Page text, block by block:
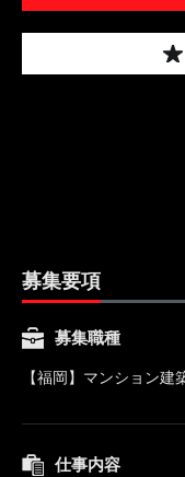
募集要項
募集職種
【福岡】マンション建
仕事内容